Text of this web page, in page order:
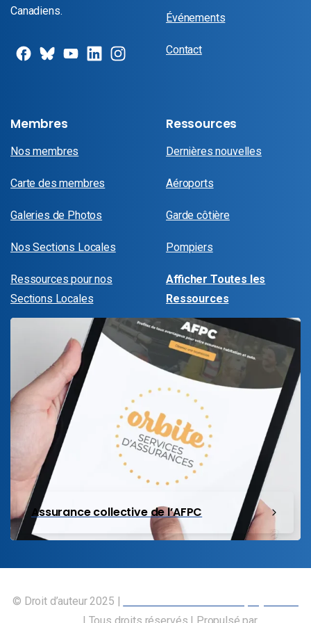
Canadiens.
Événements
Contact
Membres
Nos membres
Carte des membres
Galeries de Photos
Nos Sections Locales
Ressources pour nos
Sections Locales
Ressources
Dernières nouvelles
Aéroports
Garde côtière
Pompiers
Afficher Toutes les
Ressources
Assurance collective de l’AFPC
© Droit d’auteur 2025 |